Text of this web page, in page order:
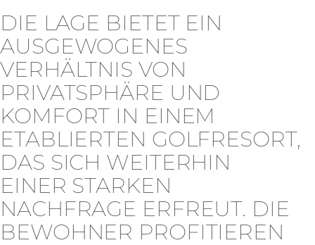
DIE LAGE BIETET EIN
AUSGEWOGENES
VERHÄLTNIS VON
PRIVATSPHÄRE UND
KOMFORT IN EINEM
ETABLIERTEN GOLFRESORT,
DAS SICH WEITERHIN
EINER STARKEN
NACHFRAGE ERFREUT. DIE
BEWOHNER PROFITIEREN